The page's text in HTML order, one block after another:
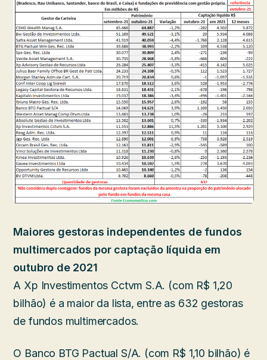
Maiores gestoras independentes de fundos
multimercados por captação líquida em
outubro de 2021
A Xp Investimentos Cctvm S.A. (com R$ 1,20
bilhão) é a maior da lista, entre as 632 gestoras
de fundos multimercados.
O Banco BTG Pactual S/A. (com R$ 1,10 bilhão) é